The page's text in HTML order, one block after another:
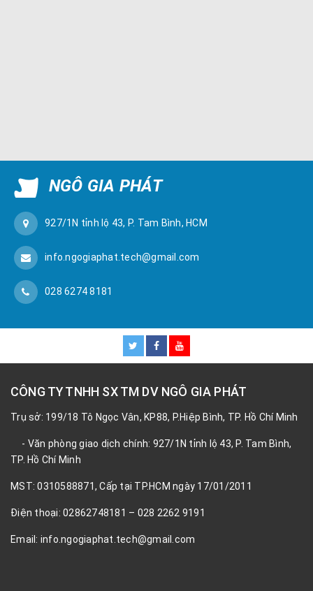
NGÔ GIA PHÁT
927/1N tỉnh lộ 43, P. Tam Bình, HCM
info.ngogiaphat.tech@gmail.com
028 6274 8181
CÔNG TY TNHH SX TM DV NGÔ GIA PHÁT
Trụ sở: 199/18 Tô Ngọc Vân, KP88, P.Hiệp Bình, TP. Hồ Chí Minh
- Văn phòng giao dịch chính: 927/1N tỉnh lộ 43, P. Tam Bình,
TP. Hồ Chí Minh
MST: 0310588871, Cấp tại TP.HCM ngày 17/01/2011
Điện thoại: 02862748181 – 028 2262 9191
Email: info.ngogiaphat.tech@gmail.com